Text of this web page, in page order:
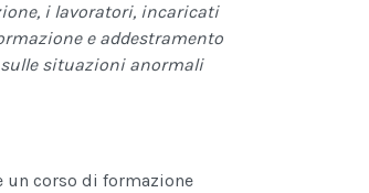
i lavoratori, incaricati
e addestramento
situazioni anormali
corso di formazione